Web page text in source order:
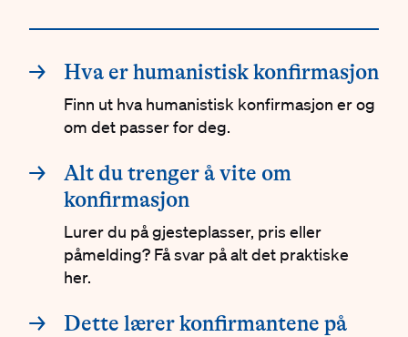
→ Hva er humanistisk konfirmasjon
Finn ut hva humanistisk konfirmasjon er og
om det passer for deg.
→
Alt du trenger å vite om
konfirmasjon
Lurer du på gjesteplasser, pris eller
påmelding? Få svar på alt det praktiske
her.
→
Dette lærer konfirmantene på